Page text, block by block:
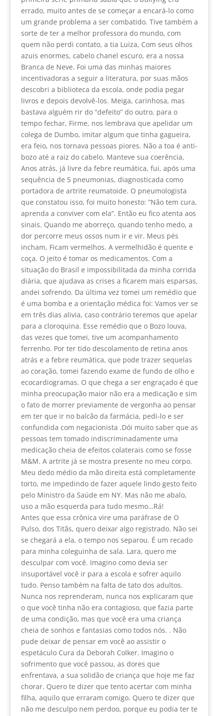
errado, muito antes de se começar a encará-lo como
um grande problema a ser combatido. Tive também a
sorte de ter a melhor professora do mundo, com
quem não perdi contato, a tia Luiza, Com seus olhos
azuis enormes, cabelo chanel escuro, era a nossa
Branca de Neve. Foi uma das minhas maiores
incentivadoras a seguir a literatura, por suas mãos
descobri a biblioteca da escola, onde podia pegar
livros e depois devolvê-los. Meiga, carinhosa, mas
bastava alguém rir do “defeito” do outro, para o
tempo fechar, Firme, nos lembrava que apelidar um
colega de Dumbo, imitar algum que tinha gagueira,
era feio, nos tornava pessoas piores. Não a toa é anti-
bozo até a raiz do cabelo. Manteve sua coerência,
Anos atrás, já livre da febre reumática, fui, após uma
sequência de 5 pneumonias, diagnosticada como
portadora de artrite reumatoide. O pneumologista
que constatou isso, foi muito honesto: ”Não tem cura,
aprenda a conviver com ela”. Então eu fico atenta aos
sinais. Quando me aborreço, quando tenho medo, a
dor percorre meus ossos num ir e vir. Meus pés
incham, Ficam vermelhos. A vermelhidão é quente e
coça. O jeito é tomar os medicamentos. Com a
situação do Brasil e impossibilitada da minha corrida
diária, que ajudava as crises a ficarem mais esparsas,
andei sofrendo. Da última vez tomei um remédio que
é uma bomba e a orientação médica foi: Vamos ver se
em três dias alivia, caso contrário teremos que apelar
para a cloroquina. Esse remédio que o Bozo louva,
das vezes que tomei, tive um acompanhamento
ferrenho. Por ter tido descolamento de retina anos
atrás e a febre reumática, que pode trazer sequelas
ao coração, tomei fazendo exame de fundo de olho e
ecocardiogramas. O que chega a ser engraçado é que
minha preocupação maior não era a medicação e sim
o fato de morrer previamente de vergonha ao pensar
em ter que ir no balcão da farmácia, pedi-lo e ser
confundida com negacionista .Dói muito saber que as
pessoas tem tomado indiscriminadamente uma
medicação cheia de efeitos colaterais como se fosse
M&M. A artrite já se mostra presente no meu corpo.
Meu dedo médio da mão direita está completamente
torto, me impedindo de fazer aquele lindo gesto feito
pelo Ministro da Saúde em NY. Mas não me abalo,
uso a mão esquerda para tudo mesmo…Rá!
Antes que essa crônica vire uma paráfrase de O
Pulso, dos Titãs, quero deixar algo registrado. Não sei
se chegará a ela, o tempo nos separou. É um recado
para minha coleguinha de sala. Lara, quero me
desculpar com você. Imagino como devia ser
insuportável você ir para a escola e sofrer aquilo
tudo. Penso também na falta de tato dos adultos.
Nunca nos reprenderam, nunca nos explicaram que
o que você tinha não era contagioso, que fazia parte
de uma condição, mas que você era uma criança
cheia de sonhos e fantasias como todos nós. . Não
pude deixar de pensar em você ao assistir o
espetáculo Cura da Deborah Colker. Imagino o
sofrimento que você passou, as dores que
enfrentava, a sua solidão de criança que hoje me faz
chorar. Quero te dizer que tento acertar com minha
filha, aquilo que erraram comigo. Quero te dizer que
não me desculpo nem perdoo, porque eu podia ter te